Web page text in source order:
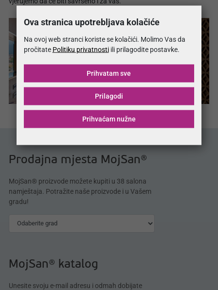
Prodajna mjesta MojSan®
MojSan® proizvode možete kupiti u 38 salona
namještaja. Potražite naše proizvode i u Vašem
gradu!
MojSan® katalog
Unesite svoju e-mail adresu i odmah dobijate
Ova stranica upotrebljava kolačiće
Na ovoj web stranci koriste se kolačići. Molimo Vas da
pročitate Politiku privatnostiili prilagodite postavke.
Prihvaćam nužne
Prilagodi
Prihvatam sve